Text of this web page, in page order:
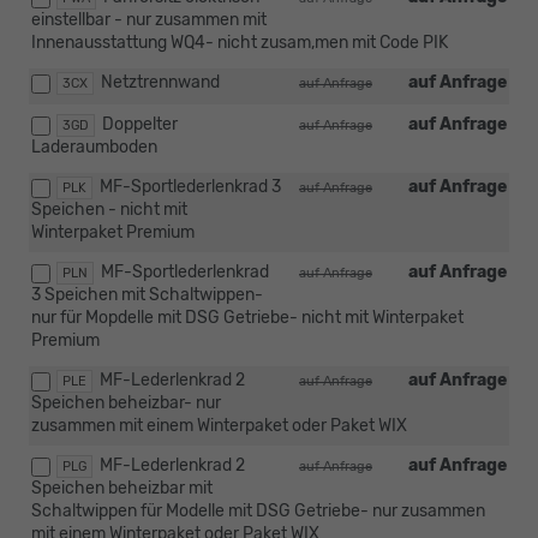
einstellbar - nur zusammen mit
Innenausstattung WQ4- nicht zusam,men mit Code PIK
3CX auf Anfrage
auf Anfrage
Netztrennwand
3GD auf Anfrage
auf Anfrage
Doppelter
Laderaumboden
PLK auf Anfrage
auf Anfrage
MF-Sportlederlenkrad 3
Speichen - nicht mit
Winterpaket Premium
PLN auf Anfrage
auf Anfrage
MF-Sportlederlenkrad
3 Speichen mit Schaltwippen-
nur für Mopdelle mit DSG Getriebe- nicht mit Winterpaket
Premium
PLE auf Anfrage
auf Anfrage
MF-Lederlenkrad 2
Speichen beheizbar- nur
zusammen mit einem Winterpaket oder Paket WIX
PLG auf Anfrage
auf Anfrage
MF-Lederlenkrad 2
Speichen beheizbar mit
Schaltwippen für Modelle mit DSG Getriebe- nur zusammen
mit einem Winterpaket oder Paket WIX